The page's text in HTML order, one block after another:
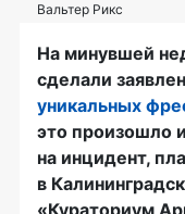
Вальтер Рикс
На минувшей
сделали
уникальных
это произошло
на инцидент,
в